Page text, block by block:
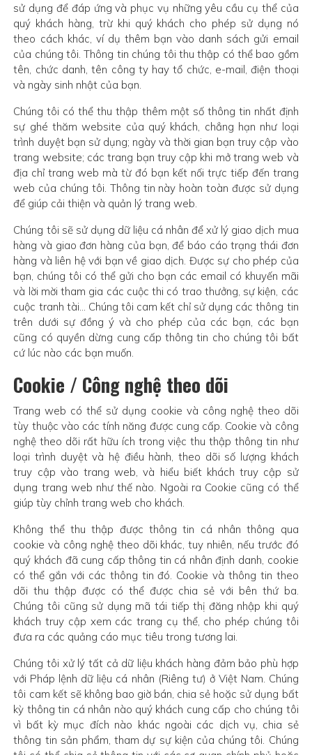
sử dụng để đáp ứng và phục vụ những yêu cầu cụ thể của
quý khách hàng, trừ khi quý khách cho phép sử dụng nó
theo cách khác, ví dụ thêm bạn vào danh sách gửi email
của chúng tôi. Thông tin chúng tôi thu thập có thể bao gồm
tên, chức danh, tên công ty hay tổ chức, e-mail, điện thoại
và ngày sinh nhật của bạn.
Chúng tôi có thể thu thập thêm một số thông tin nhất định
sự ghé thăm website của quý khách, chẳng hạn như loại
trình duyệt bạn sử dụng; ngày và thời gian bạn truy cập vào
trang website; các trang bạn truy cập khi mở trang web và
địa chỉ trang web mà từ đó bạn kết nối trực tiếp đến trang
web của chúng tôi. Thông tin này hoàn toàn được sử dụng
để giúp cải thiện và quản lý trang web.
Chúng tôi sẽ sử dụng dữ liệu cá nhân để xử lý giao dịch mua
hàng và giao đơn hàng của bạn, để báo cáo trạng thái đơn
hàng và liên hệ với bạn về giao dịch. Được sự cho phép của
bạn, chúng tôi có thể gửi cho bạn các email có khuyến mãi
và lời mời tham gia các cuộc thi có trao thưởng, sự kiện, các
cuộc tranh tài... Chúng tôi cam kết chỉ sử dụng các thông tin
trên dưới sự đồng ý và cho phép của các bạn, các bạn
cũng có quyền dừng cung cấp thông tin cho chúng tôi bất
cứ lúc nào các bạn muốn.
Cookie / Công nghệ theo dõi
Trang web có thể sử dụng cookie và công nghệ theo dõi
tùy thuộc vào các tính năng được cung cấp. Cookie và công
nghệ theo dõi rất hữu ích trong việc thu thập thông tin như
loại trình duyệt và hệ điều hành, theo dõi số lượng khách
truy cập vào trang web, và hiểu biết khách truy cập sử
dụng trang web như thế nào. Ngoài ra Cookie cũng có thể
giúp tùy chỉnh trang web cho khách.
Không thể thu thập được thông tin cá nhân thông qua
cookie và công nghệ theo dõi khác, tuy nhiên, nếu trước đó
quý khách đã cung cấp thông tin cá nhân định danh, cookie
có thể gắn với các thông tin đó. Cookie và thông tin theo
dõi thu thập được có thể được chia sẻ với bên thứ ba.
Chúng tôi cũng sử dụng mã tái tiếp thị đăng nhập khi quý
khách truy cập xem các trang cụ thể, cho phép chúng tôi
đưa ra các quảng cáo mục tiêu trong tương lai.
Chúng tôi xử lý tất cả dữ liệu khách hàng đảm bảo phù hợp
với Pháp lệnh dữ liệu cá nhân (Riêng tư) ở Việt Nam. Chúng
tôi cam kết sẽ không bao giờ bán, chia sẻ hoặc sử dụng bất
kỳ thông tin cá nhân nào quý khách cung cấp cho chúng tôi
vì bất kỳ mục đích nào khác ngoài các dịch vụ, chia sẻ
thông tin sản phẩm, tham dự sự kiện của chúng tôi. Chúng